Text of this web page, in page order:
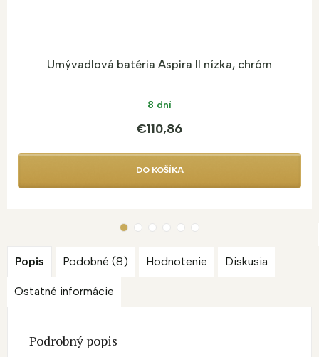
Umývadlová batéria Aspira II nízka, chróm
8 dní
€110,86
DO KOŠÍKA
Popis Podobné (8) Hodnotenie Diskusia
Ostatné informácie
Podrobný popis